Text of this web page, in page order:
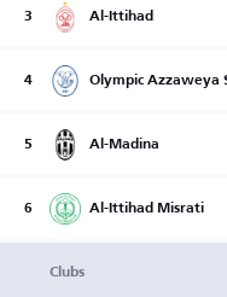
3 Al-Ittihad
4 Olympic Azzaweya
5 Al-Madina
6 Al-Ittihad Misrati
Clubs